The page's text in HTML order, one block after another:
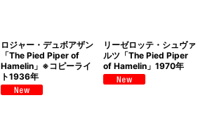
ロジャー・デュボアザン
「The Pied Piper of
Hamelin」※コピーライ
ト1936年
リーゼロッテ・シュヴァ
ルツ「The Pied Piper
of Hamelin」1970年